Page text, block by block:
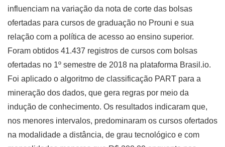
influenciam na variação da nota de corte das bolsas
ofertadas para cursos de graduação no Prouni e sua
relação com a política de acesso ao ensino superior.
Foram obtidos 41.437 registros de cursos com bolsas
ofertadas no 1º semestre de 2018 na plataforma Brasil.io.
Foi aplicado o algoritmo de classificação PART para a
mineração dos dados, que gera regras por meio da
indução de conhecimento. Os resultados indicaram que,
nos menores intervalos, predominaram os cursos ofertados
na modalidade a distância, de grau tecnológico e com